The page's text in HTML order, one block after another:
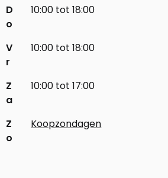
D
o
10:00 tot 18:00
V
r
10:00 tot 18:00
Z
a
10:00 tot 17:00
Z
o
Koopzondagen